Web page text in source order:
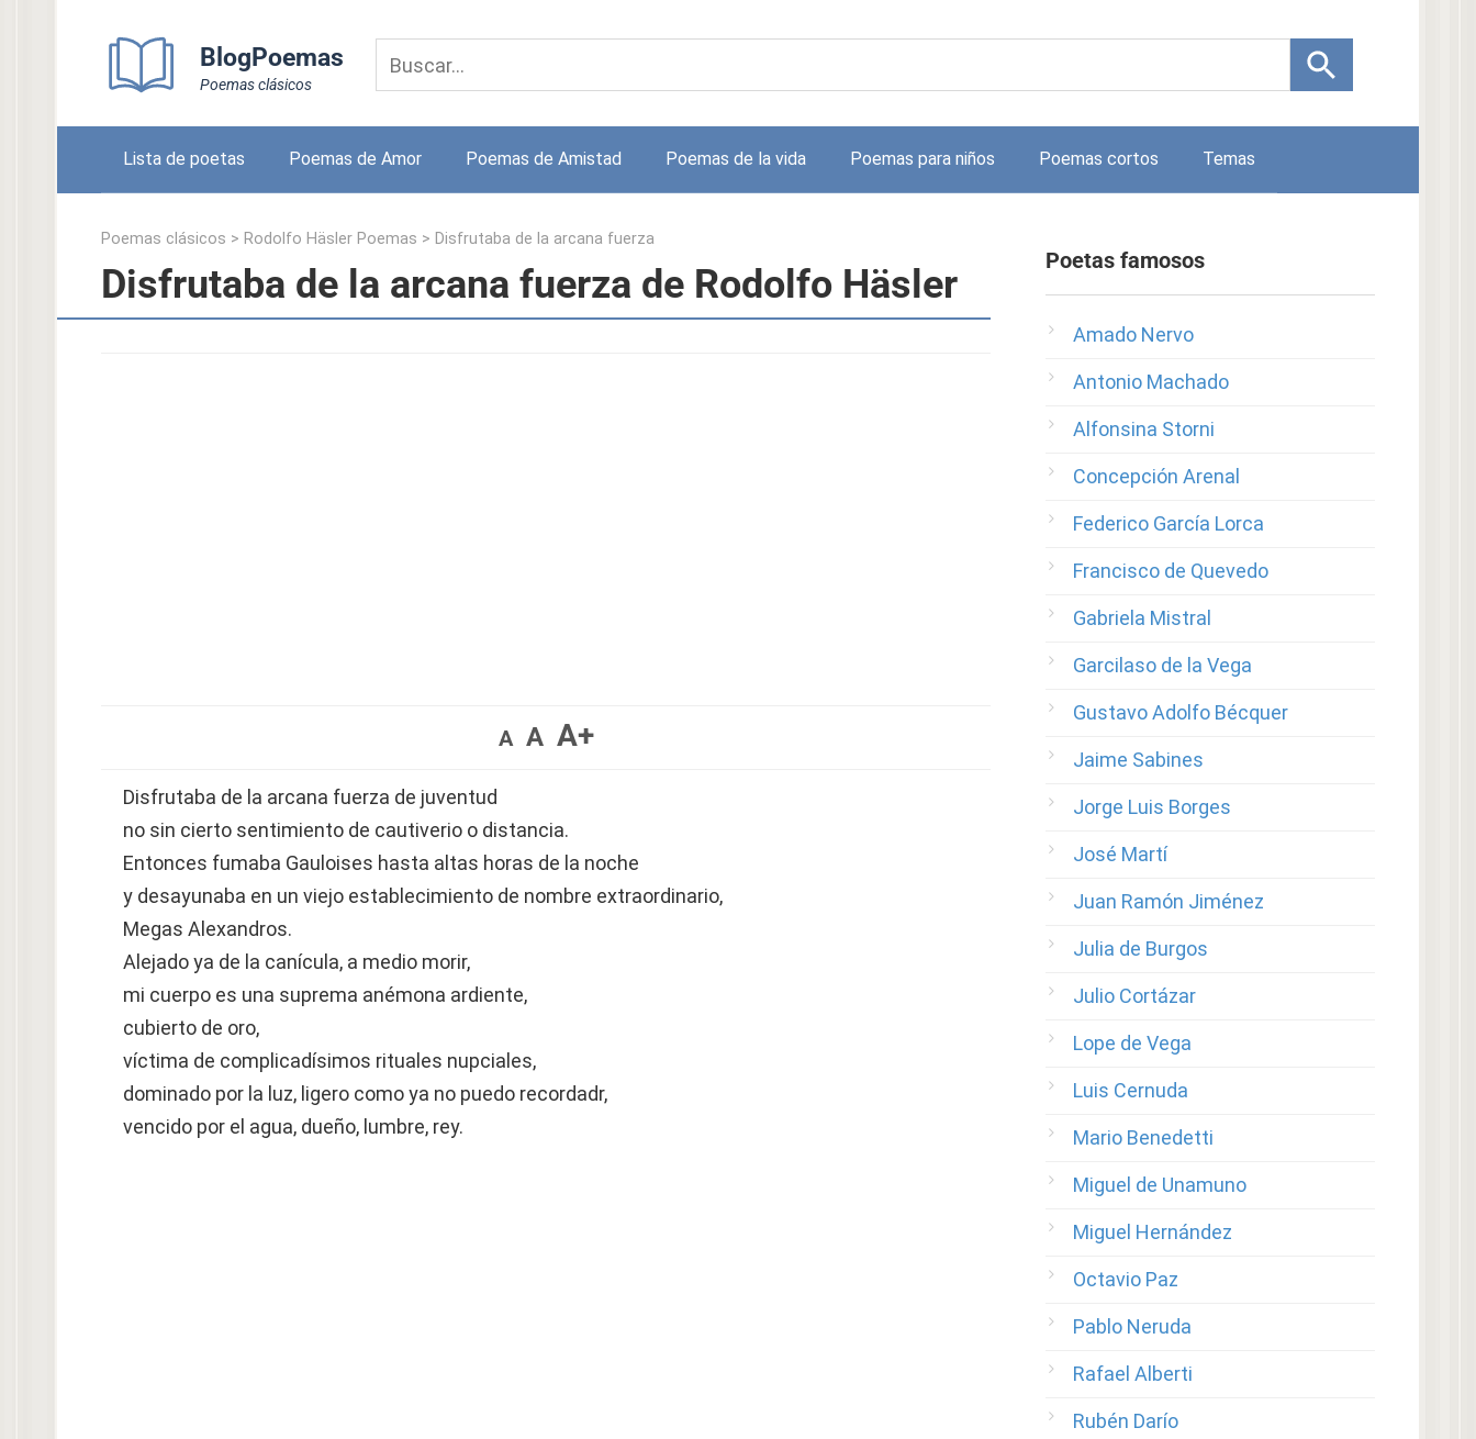
BlogPoemas
Poemas clásicos
Lista de poetas Poemas de Amor Poemas de Amistad Poemas de la vida Poemas para niños Poemas cortos Temas
Poemas clásicos > Rodolfo Häsler Poemas > Disfrutaba de la arcana fuerza
Disfrutaba de la arcana fuerza de Rodolfo Häsler
A A A+
Disfrutaba de la arcana fuerza de juventud
no sin cierto sentimiento de cautiverio o distancia.
Entonces fumaba Gauloises hasta altas horas de la noche
y desayunaba en un viejo establecimiento de nombre extraordinario,
Megas Alexandros.
Alejado ya de la canícula, a medio morir,
mi cuerpo es una suprema anémona ardiente,
cubierto de oro,
víctima de complicadísimos rituales nupciales,
dominado por la luz, ligero como ya no puedo recordadr,
vencido por el agua, dueño, lumbre, rey.
Poetas famosos
Amado Nervo
Antonio Machado
Alfonsina Storni
Concepción Arenal
Federico García Lorca
Francisco de Quevedo
Gabriela Mistral
Garcilaso de la Vega
Gustavo Adolfo Bécquer
Jaime Sabines
Jorge Luis Borges
José Martí
Juan Ramón Jiménez
Julia de Burgos
Julio Cortázar
Lope de Vega
Luis Cernuda
Mario Benedetti
Miguel de Unamuno
Miguel Hernández
Octavio Paz
Pablo Neruda
Rafael Alberti
Rubén Darío